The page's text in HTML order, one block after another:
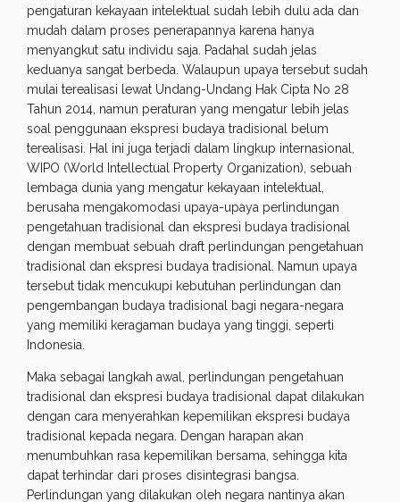
pengaturan kekayaan intelektual sudah lebih dulu ada dan
mudah dalam proses penerapannya karena hanya
menyangkut satu individu saja. Padahal sudah jelas
keduanya sangat berbeda. Walaupun upaya tersebut sudah
mulai terealisasi lewat Undang-Undang Hak Cipta No 28
Tahun 2014, namun peraturan yang mengatur lebih jelas
soal penggunaan ekspresi budaya tradisional belum
terealisasi. Hal ini juga terjadi dalam lingkup internasional,
WIPO (World Intellectual Property Organization), sebuah
lembaga dunia yang mengatur kekayaan intelektual,
berusaha mengakomodasi upaya-upaya perlindungan
pengetahuan tradisional dan ekspresi budaya tradisional
dengan membuat sebuah draft perlindungan pengetahuan
tradisional dan ekspresi budaya tradisional. Namun upaya
tersebut tidak mencukupi kebutuhan perlindungan dan
pengembangan budaya tradisional bagi negara-negara
yang memiliki keragaman budaya yang tinggi, seperti
Indonesia.
Maka sebagai langkah awal, perlindungan pengetahuan
tradisional dan ekspresi budaya tradisional dapat dilakukan
dengan cara menyerahkan kepemilikan ekspresi budaya
tradisional kepada negara. Dengan harapan akan
menumbuhkan rasa kepemilikan bersama, sehingga kita
dapat terhindar dari proses disintegrasi bangsa.
Perlindungan yang dilakukan oleh negara nantinya akan